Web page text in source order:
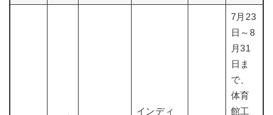
インディ
7月23
日～8
月31
日ま
で、
体育
館工